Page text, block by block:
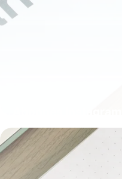
2026
27 avril 2026